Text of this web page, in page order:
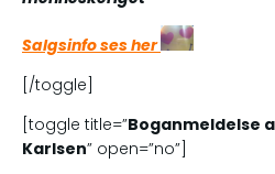
Salgsinfo ses her
[/toggle]
[toggle title=”Boganmeldelse
Karlsen” open=”no”]